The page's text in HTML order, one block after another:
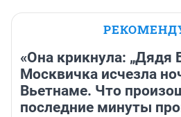
«Она крикнула: „Дядя
Москвичка исчезла
Вьетнаме. Что
последние минуты